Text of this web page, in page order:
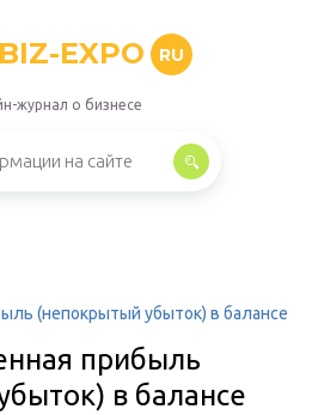
BIZ-EXPO RU
журнал о бизнесе
(непокрытый убыток) в балансе
прибыль
в балансе